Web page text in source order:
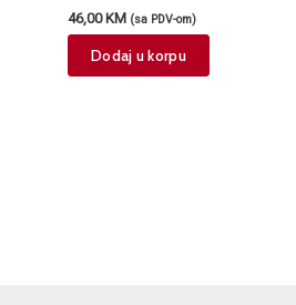
46,00KM (sa PDV-om)
Dodaj u korpu